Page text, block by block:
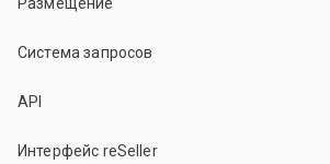
Система запросов
API
Интерфейс reSeller